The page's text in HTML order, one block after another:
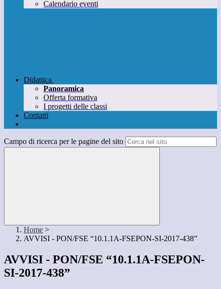
Calendario eventi
Didattica
Panoramica
Offerta formativa
I progetti delle classi
Contatti
Campo di ricerca per le pagine del sito
Home >
AVVISI - PON/FSE “10.1.1A-FSEPON-SI-2017-438”
AVVISI - PON/FSE “10.1.1A-FSEPON-
SI-2017-438”